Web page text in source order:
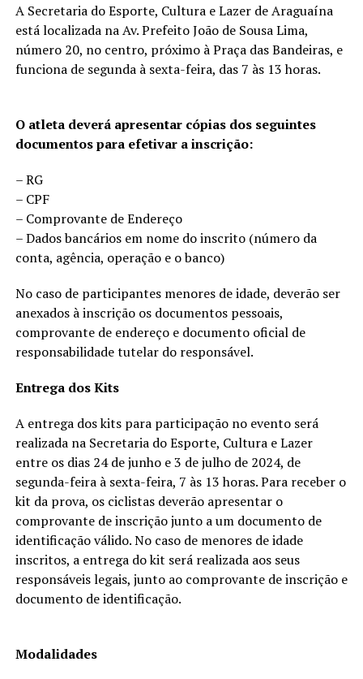
A Secretaria do Esporte, Cultura e Lazer de Araguaína
está localizada na Av. Prefeito João de Sousa Lima,
número 20, no centro, próximo à Praça das Bandeiras, e
funciona de segunda à sexta-feira, das 7 às 13 horas.
O atleta deverá apresentar cópias dos seguintes
documentos para efetivar a inscrição:
– RG
– CPF
– Comprovante de Endereço
– Dados bancários em nome do inscrito (número da
conta, agência, operação e o banco)
No caso de participantes menores de idade, deverão ser
anexados à inscrição os documentos pessoais,
comprovante de endereço e documento oficial de
responsabilidade tutelar do responsável.
Entrega dos Kits
A entrega dos kits para participação no evento será
realizada na Secretaria do Esporte, Cultura e Lazer
entre os dias 24 de junho e 3 de julho de 2024, de
segunda-feira à sexta-feira, 7 às 13 horas. Para receber o
kit da prova, os ciclistas deverão apresentar o
comprovante de inscrição junto a um documento de
identificação válido. No caso de menores de idade
inscritos, a entrega do kit será realizada aos seus
responsáveis legais, junto ao comprovante de inscrição e
documento de identificação.
Modalidades